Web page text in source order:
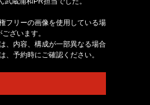
フリーの画像を使用している場
ざいます。
、内容、構成が一部異なる場合
、予約時にご確認ください。